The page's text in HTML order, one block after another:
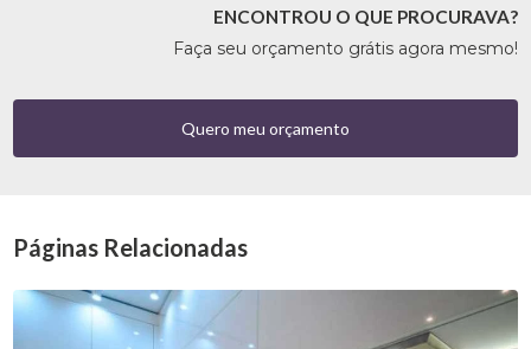
ENCONTROU O QUE PROCURAVA?
Faça seu orçamento grátis agora mesmo!
Quero meu orçamento
Páginas Relacionadas